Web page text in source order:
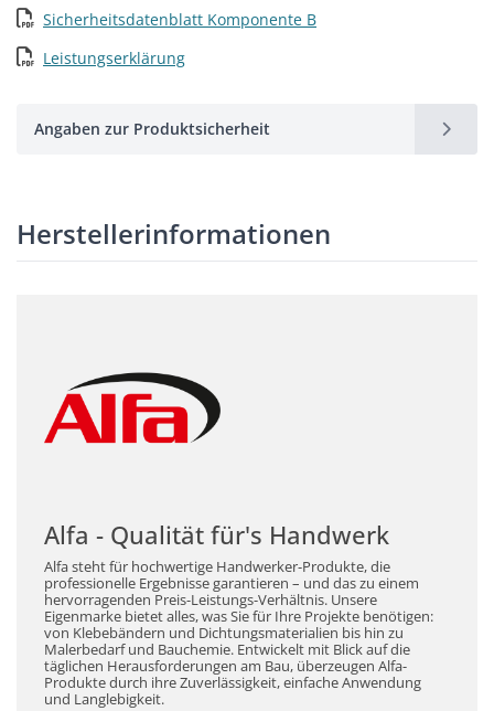
Sicherheitsdatenblatt Komponente B
Leistungserklärung
Angaben zur Produktsicherheit
Herstellerinformationen
Alfa - Qualität für's Handwerk
Alfa steht für hochwertige Handwerker-Produkte, die
professionelle Ergebnisse garantieren – und das zu einem
hervorragenden Preis-Leistungs-Verhältnis. Unsere
Eigenmarke bietet alles, was Sie für Ihre Projekte benötigen:
von Klebebändern und Dichtungsmaterialien bis hin zu
Malerbedarf und Bauchemie. Entwickelt mit Blick auf die
täglichen Herausforderungen am Bau, überzeugen Alfa-
Produkte durch ihre Zuverlässigkeit, einfache Anwendung
und Langlebigkeit.